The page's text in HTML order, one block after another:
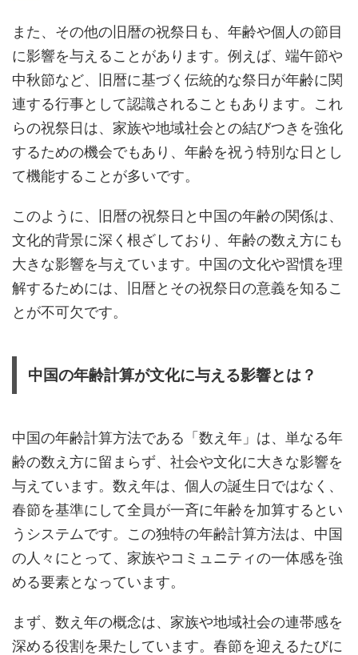
また、その他の旧暦の祝祭日も、年齢や個人の節目
に影響を与えることがあります。例えば、端午節や
中秋節など、旧暦に基づく伝統的な祭日が年齢に関
連する行事として認識されることもあります。これ
らの祝祭日は、家族や地域社会との結びつきを強化
するための機会でもあり、年齢を祝う特別な日とし
て機能することが多いです。
このように、旧暦の祝祭日と中国の年齢の関係は、
文化的背景に深く根ざしており、年齢の数え方にも
大きな影響を与えています。中国の文化や習慣を理
解するためには、旧暦とその祝祭日の意義を知るこ
とが不可欠です。
中国の年齢計算が文化に与える影響とは？
中国の年齢計算方法である「数え年」は、単なる年
齢の数え方に留まらず、社会や文化に大きな影響を
与えています。数え年は、個人の誕生日ではなく、
春節を基準にして全員が一斉に年齢を加算するとい
うシステムです。この独特の年齢計算方法は、中国
の人々にとって、家族やコミュニティの一体感を強
める要素となっています。
まず、数え年の概念は、家族や地域社会の連帯感を
深める役割を果たしています。春節を迎えるたびに